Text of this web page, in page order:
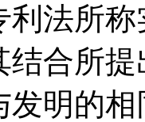
利法所
结合所
发明的